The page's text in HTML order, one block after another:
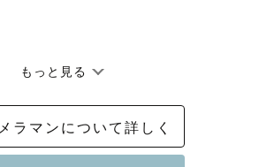
もっと見る
ラマンについて詳しく